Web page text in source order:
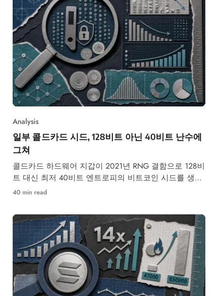
Analysis
일부 콜드카드 시드, 128비트 아닌 40비트 난수에
그쳐
콜드카드 하드웨어 지갑이 2021년 RNG 결함으로 128비
트 대신 최저 40비트 엔트로피의 비트코인 시드를 생성
했습니다.
40 min read